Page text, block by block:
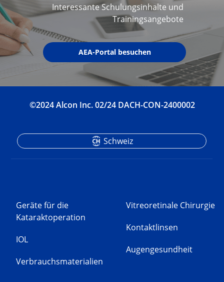
Interessante Schulungsinhalte und
Trainingsangebote
AEA-Portal besuchen
©2024 Alcon Inc. 02/24 DACH-CON-2400002
Geräte für die
Kataraktoperation
IOL
Verbrauchsmaterialien
Vitreoretinale Chirurgie
Kontaktlinsen
Augengesundheit
Schweiz